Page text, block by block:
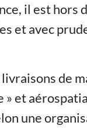
il est
et avec
livraisons de
» et
une